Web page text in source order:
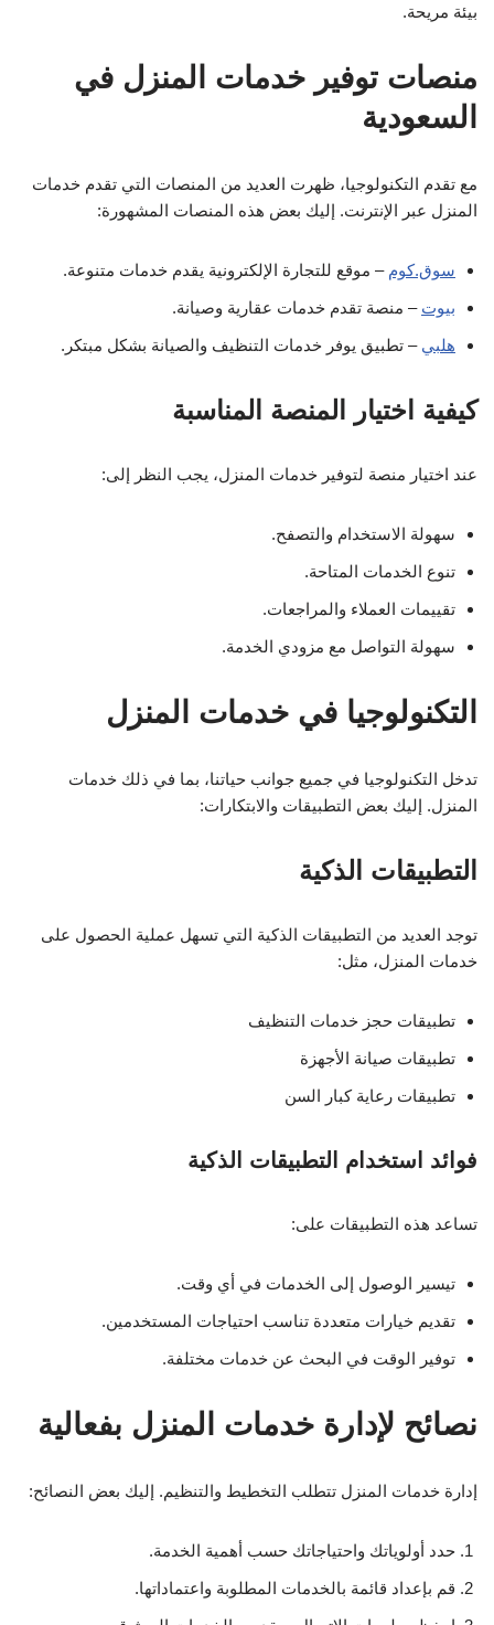
بيئة مريحة.
منصات توفير خدمات المنزل في
السعودية
مع تقدم التكنولوجيا، ظهرت العديد من المنصات التي تقدم خدمات
المنزل عبر الإنترنت. إليك بعض هذه المنصات المشهورة:
سوق.كوم – موقع للتجارة الإلكترونية يقدم خدمات متنوعة.
بيوت – منصة تقدم خدمات عقارية وصيانة.
هلبي – تطبيق يوفر خدمات التنظيف والصيانة بشكل مبتكر.
كيفية اختيار المنصة المناسبة
عند اختيار منصة لتوفير خدمات المنزل، يجب النظر إلى:
سهولة الاستخدام والتصفح.
تنوع الخدمات المتاحة.
تقييمات العملاء والمراجعات.
سهولة التواصل مع مزودي الخدمة.
التكنولوجيا في خدمات المنزل
تدخل التكنولوجيا في جميع جوانب حياتنا، بما في ذلك خدمات
المنزل. إليك بعض التطبيقات والابتكارات:
التطبيقات الذكية
توجد العديد من التطبيقات الذكية التي تسهل عملية الحصول على
خدمات المنزل، مثل:
تطبيقات حجز خدمات التنظيف
تطبيقات صيانة الأجهزة
تطبيقات رعاية كبار السن
فوائد استخدام التطبيقات الذكية
تساعد هذه التطبيقات على:
تيسير الوصول إلى الخدمات في أي وقت.
تقديم خيارات متعددة تناسب احتياجات المستخدمين.
توفير الوقت في البحث عن خدمات مختلفة.
نصائح لإدارة خدمات المنزل بفعالية
إدارة خدمات المنزل تتطلب التخطيط والتنظيم. إليك بعض النصائح:
حدد أولوياتك واحتياجاتك حسب أهمية الخدمة.
قم بإعداد قائمة بالخدمات المطلوبة واعتماداتها.